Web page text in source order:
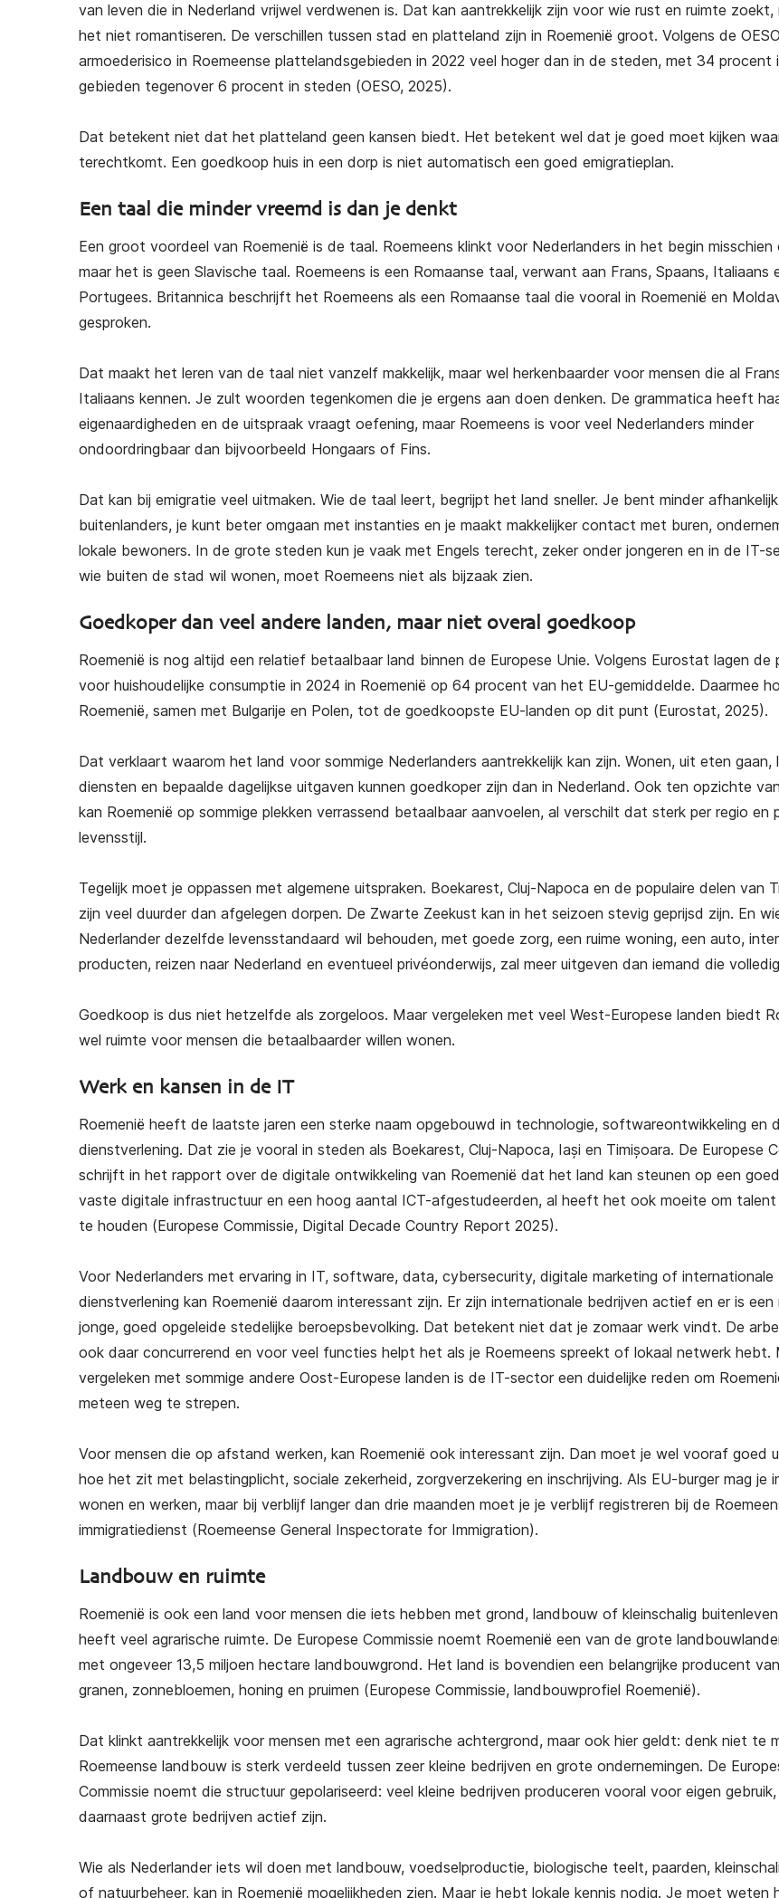
van leven die in Nederland vrijwel verdwenen is. Dat kan aantrekkelijk zijn voor wie rust en ruimte zoekt,
het niet romantiseren. De verschillen tussen stad en platteland zijn in Roemenië groot. Volgens de
armoederisico in Roemeense plattelandsgebieden in 2022 veel hoger dan in de steden, met 34 procent
gebieden tegenover 6 procent in steden (OESO, 2025).
Dat betekent niet dat het platteland geen kansen biedt. Het betekent wel dat je goed moet kijken
terechtkomt. Een goedkoop huis in een dorp is niet automatisch een goed emigratieplan.
Een taal die minder vreemd is dan je denkt
Een groot voordeel van Roemenië is de taal. Roemeens klinkt voor Nederlanders in het begin misschien
maar het is geen Slavische taal. Roemeens is een Romaanse taal, verwant aan Frans, Spaans, Italiaans
Portugees. Britannica beschrijft het Roemeens als een Romaanse taal die vooral in Roemenië en
gesproken.
Dat maakt het leren van de taal niet vanzelf makkelijk, maar wel herkenbaarder voor mensen die al
Italiaans kennen. Je zult woorden tegenkomen die je ergens aan doen denken. De grammatica heeft
eigenaardigheden en de uitspraak vraagt oefening, maar Roemeens is voor veel Nederlanders minder
ondoordringbaar dan bijvoorbeeld Hongaars of Fins.
Dat kan bij emigratie veel uitmaken. Wie de taal leert, begrijpt het land sneller. Je bent minder
buitenlanders, je kunt beter omgaan met instanties en je maakt makkelijker contact met buren,
lokale bewoners. In de grote steden kun je vaak met Engels terecht, zeker onder jongeren en in de IT-
wie buiten de stad wil wonen, moet Roemeens niet als bijzaak zien.
Goedkoper dan veel andere landen, maar niet overal goedkoop
Roemenië is nog altijd een relatief betaalbaar land binnen de Europese Unie. Volgens Eurostat lagen de
voor huishoudelijke consumptie in 2024 in Roemenië op 64 procent van het EU-gemiddelde. Daarmee
Roemenië, samen met Bulgarije en Polen, tot de goedkoopste EU-landen op dit punt (Eurostat, 2025).
Dat verklaart waarom het land voor sommige Nederlanders aantrekkelijk kan zijn. Wonen, uit eten gaan,
diensten en bepaalde dagelijkse uitgaven kunnen goedkoper zijn dan in Nederland. Ook ten opzichte
kan Roemenië op sommige plekken verrassend betaalbaar aanvoelen, al verschilt dat sterk per regio en
levensstijl.
Tegelijk moet je oppassen met algemene uitspraken. Boekarest, Cluj-Napoca en de populaire delen van
zijn veel duurder dan afgelegen dorpen. De Zwarte Zeekust kan in het seizoen stevig geprijsd zijn. En
Nederlander dezelfde levensstandaard wil behouden, met goede zorg, een ruime woning, een auto,
producten, reizen naar Nederland en eventueel privéonderwijs, zal meer uitgeven dan iemand die
Goedkoop is dus niet hetzelfde als zorgeloos. Maar vergeleken met veel West-Europese landen biedt
wel ruimte voor mensen die betaalbaarder willen wonen.
Werk en kansen in de IT
Roemenië heeft de laatste jaren een sterke naam opgebouwd in technologie, softwareontwikkeling en
dienstverlening. Dat zie je vooral in steden als Boekarest, Cluj-Napoca, Iași en Timișoara. De Europese
schrijft in het rapport over de digitale ontwikkeling van Roemenië dat het land kan steunen op een
vaste digitale infrastructuur en een hoog aantal ICT-afgestudeerden, al heeft het ook moeite om talent
te houden (Europese Commissie, Digital Decade Country Report 2025).
Voor Nederlanders met ervaring in IT, software, data, cybersecurity, digitale marketing of internationale
dienstverlening kan Roemenië daarom interessant zijn. Er zijn internationale bedrijven actief en er is
jonge, goed opgeleide stedelijke beroepsbevolking. Dat betekent niet dat je zomaar werk vindt. De
ook daar concurrerend en voor veel functies helpt het als je Roemeens spreekt of lokaal netwerk hebt.
vergeleken met sommige andere Oost-Europese landen is de IT-sector een duidelijke reden om
meteen weg te strepen.
Voor mensen die op afstand werken, kan Roemenië ook interessant zijn. Dan moet je wel vooraf goed
hoe het zit met belastingplicht, sociale zekerheid, zorgverzekering en inschrijving. Als EU-burger mag je
wonen en werken, maar bij verblijf langer dan drie maanden moet je je verblijf registreren bij de
immigratiedienst (Roemeense General Inspectorate for Immigration).
Landbouw en ruimte
Roemenië is ook een land voor mensen die iets hebben met grond, landbouw of kleinschalig
heeft veel agrarische ruimte. De Europese Commissie noemt Roemenië een van de grote
met ongeveer 13,5 miljoen hectare landbouwgrond. Het land is bovendien een belangrijke producent
granen, zonnebloemen, honing en pruimen (Europese Commissie, landbouwprofiel Roemenië).
Dat klinkt aantrekkelijk voor mensen met een agrarische achtergrond, maar ook hier geldt: denk niet te
Roemeense landbouw is sterk verdeeld tussen zeer kleine bedrijven en grote ondernemingen. De
Commissie noemt die structuur gepolariseerd: veel kleine bedrijven produceren vooral voor eigen
daarnaast grote bedrijven actief zijn.
Wie als Nederlander iets wil doen met landbouw, voedselproductie, biologische teelt, paarden,
of natuurbeheer, kan in Roemenië mogelijkheden zien. Maar je hebt lokale kennis nodig. Je moet weten